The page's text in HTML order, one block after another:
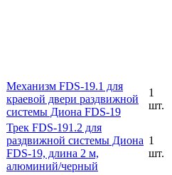
Механизм FDS-19.1 для
краевой двери раздвижной
системы Диона FDS-19
1
шт.
Трек FDS-191.2 для
раздвижной системы Диона
FDS-19, длина 2 м,
алюминий/черный
1
шт.